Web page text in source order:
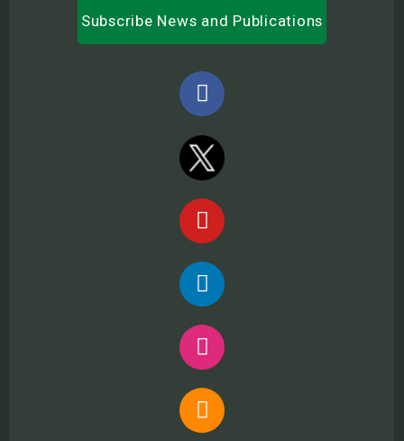
Subscribe News and Publications